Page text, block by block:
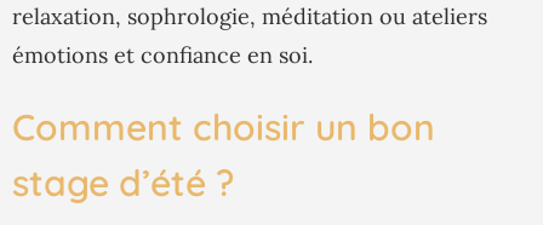
relaxation, sophrologie, méditation ou ateliers
émotions et confiance en soi.
Comment choisir un bon
stage d’été ?